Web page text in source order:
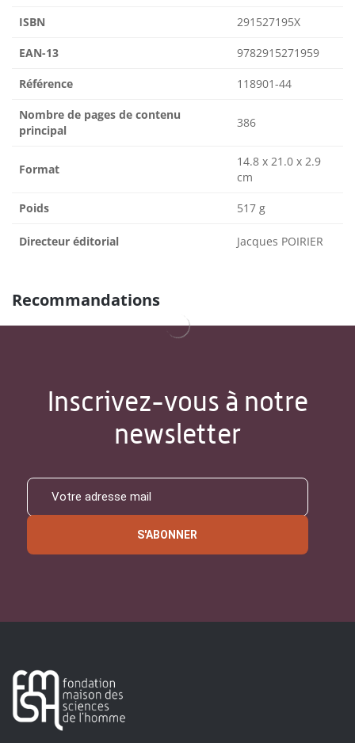
ISBN 291527195X
EAN-13 9782915271959
Référence 118901-44
Nombre de pages de contenu
principal
386
Format
14.8 x 21.0 x 2.9
cm
Poids 517 g
Directeur éditorial Jacques POIRIER
Recommandations
Inscrivez-vous à notre
newsletter
S'ABONNER